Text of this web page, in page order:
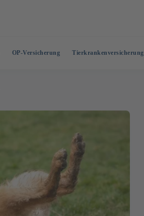
OP-Versicherung Tierkrankenversicherung